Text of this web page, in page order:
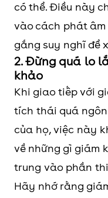
có thể. Điều này
vào cách phát
gắng suy nghĩ để
2. Đừng quá lo
khảo
Khi giao tiếp với
tích thái quá
của họ, việc này
về những gì giám
trung vào phần
Hãy nhớ rằng